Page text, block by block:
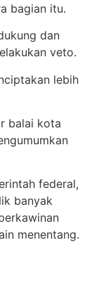
bagian itu.
dan
veto.
lebih
balai kota
federal,
banyak
menentang.